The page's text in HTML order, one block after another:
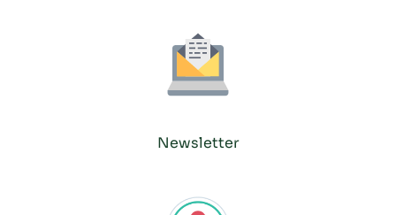
Newsletter